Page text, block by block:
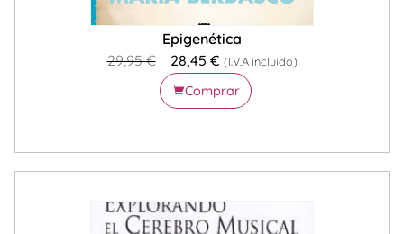
Epigenética
29,95€ 28,45 € (I.V.A incluido)
Comprar